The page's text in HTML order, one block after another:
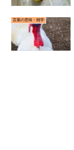
言葉の意味・雑学